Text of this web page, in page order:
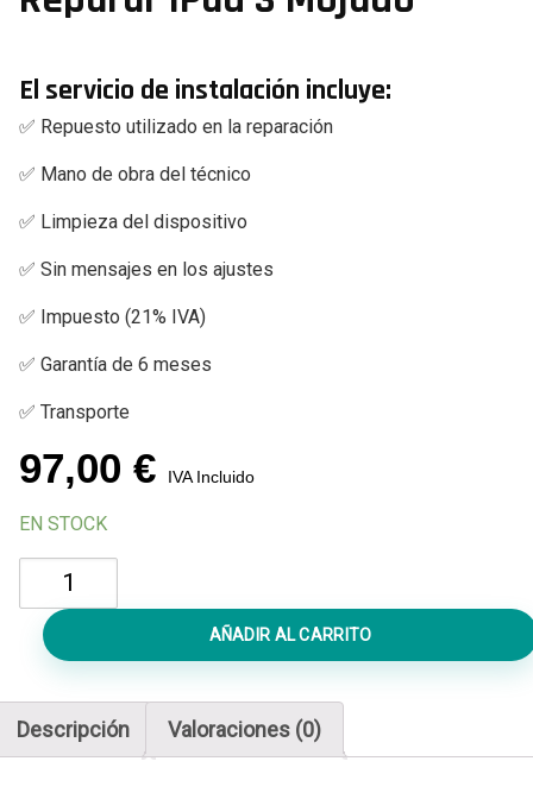
El servicio de instalación incluye:
✅ Repuesto utilizado en la reparación
✅ Mano de obra del técnico
✅ Limpieza del dispositivo
✅ Sin mensajes en los ajustes
✅ Impuesto (21% IVA)
✅ Garantía de 6 meses
✅ Transporte
97,00 € IVA Incluido
EN STOCK
Reparar
Mojado
AÑADIR AL CARRITO
Descripción Valoraciones (0)